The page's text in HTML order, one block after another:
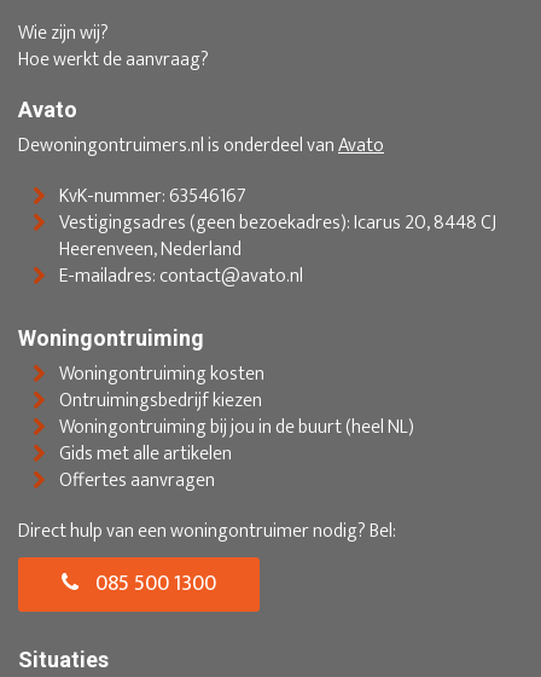
Wie zijn wij?
Hoe werkt de aanvraag?
Avato
Dewoningontruimers.nl is onderdeel vanAvato
KvK-nummer: 63546167
Vestigingsadres (geen bezoekadres): Icarus 20, 8448 CJ
Heerenveen, Nederland
E-mailadres: contact@avato.nl
Woningontruiming
Woningontruiming kosten
Ontruimingsbedrijf kiezen
Woningontruiming bij jou in de buurt (heel NL)
Gids met alle artikelen
Offertes aanvragen
Direct hulp van een woningontruimer nodig? Bel:
085 500 1300
Situaties